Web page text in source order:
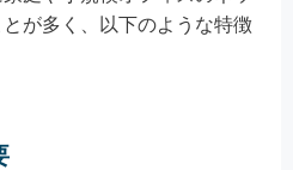
が多く、以下のような特徴